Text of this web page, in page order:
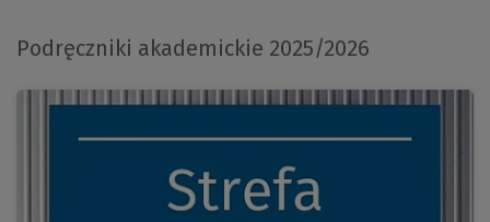
Podręczniki akademickie 2025/2026